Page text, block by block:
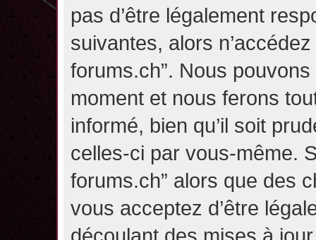
pas d’être légalement
suivantes, alors
forums.ch”. Nous
moment et nous ferons
informé, bien qu’il soit
celles-ci par vous-même.
forums.ch” alors que des
vous acceptez d’être